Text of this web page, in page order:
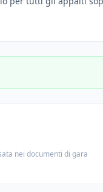
nei documenti di gara